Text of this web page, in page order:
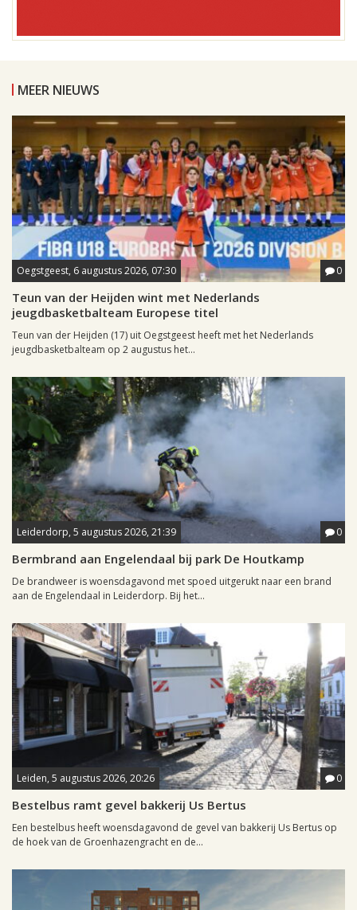
MEER NIEUWS
Oegstgeest, 6 augustus 2026, 07:30 0
Teun van der Heijden wint met Nederlands
jeugdbasketbalteam Europese titel
Teun van der Heijden (17) uit Oegstgeest heeft met het Nederlands
jeugdbasketbalteam op 2 augustus het...
Leiderdorp, 5 augustus 2026, 21:39 0
Bermbrand aan Engelendaal bij park De Houtkamp
De brandweer is woensdagavond met spoed uitgerukt naar een brand
aan de Engelendaal in Leiderdorp. Bij het...
Leiden, 5 augustus 2026, 20:26 0
Bestelbus ramt gevel bakkerij Us Bertus
Een bestelbus heeft woensdagavond de gevel van bakkerij Us Bertus op
de hoek van de Groenhazengracht en de...